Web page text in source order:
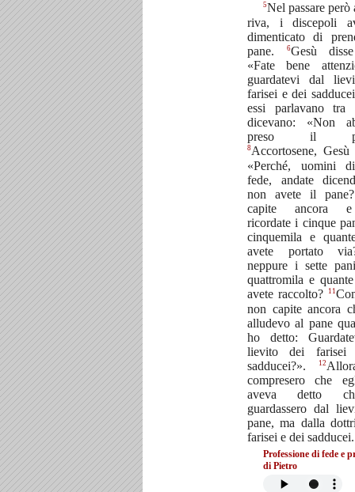
5Nel passare però
riva, i discepoli
dimenticato di
pane.
6Gesù
«Fate bene
guardatevi dal
farisei e dei
essi parlavano tra
dicevano: «Non
preso il
8Accortosene, Gesù
«Perché, uomini
fede, andate
non avete il
capite ancora
ricordate i cinque
cinquemila e
avete portato
neppure i sette
quattromila e
avete raccolto?
11
non capite ancora
alludevo al pane
ho detto:
lievito dei
sadducei?».
12
compresero che
aveva detto
guardassero dal
pane, ma dalla
farisei e dei sadducei.
Professione di fede e
di Pietro